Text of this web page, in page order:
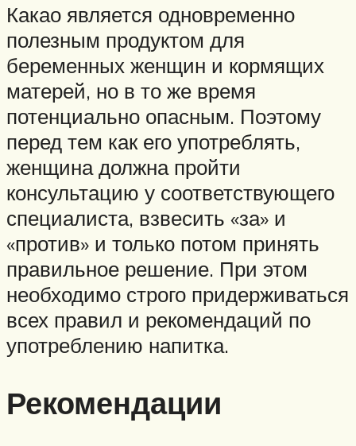
Какао является одновременно
полезным продуктом для
беременных женщин и кормящих
матерей, но в то же время
потенциально опасным. Поэтому
перед тем как его употреблять,
женщина должна пройти
консультацию у соответствующего
специалиста, взвесить «за» и
«против» и только потом принять
правильное решение. При этом
необходимо строго придерживаться
всех правил и рекомендаций по
употреблению напитка.
Рекомендации